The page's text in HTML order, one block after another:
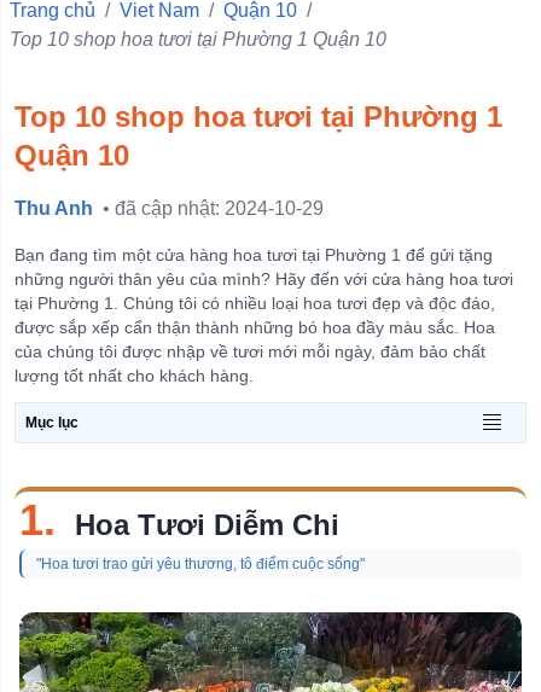
Quận 11
Quận 4
Quận 3
Quận 5
Quận Đống Đa
Quận Hai Bà Trưng
Quận Hoàn Kiếm
View more
Chủ
Quán Bún Bò Huế
Quán Mì Quảng
Trang chủ / Viet Nam / Quận 10 /
Top 10 shop hoa tươi tại Phường 1 Quận 10
Top 10 shop hoa tươi tại Phường 1
Quận 10
Thu Anh • đã cập nhật: 2024-10-29
Bạn đang tìm một cửa hàng hoa tươi tại Phường 1 để gửi tặng
những người thân yêu của mình? Hãy đến với cửa hàng hoa tươi
tại Phường 1. Chúng tôi có nhiều loại hoa tươi đẹp và độc đáo,
được sắp xếp cẩn thận thành những bó hoa đầy màu sắc. Hoa
của chúng tôi được nhập về tươi mới mỗi ngày, đảm bảo chất
lượng tốt nhất cho khách hàng.
Mục lục
1. Hoa Tươi Diễm Chi
"Hoa tươi trao gửi yêu thương, tô điểm cuộc sống"